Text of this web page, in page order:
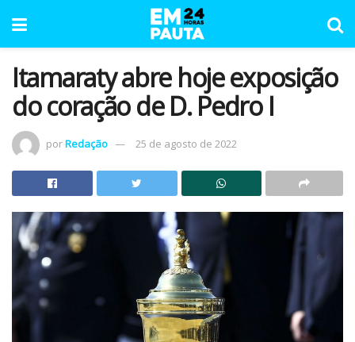
Itamaraty abre hoje exposição
do coração de D. Pedro I
porRedação 25 de agosto de 2022